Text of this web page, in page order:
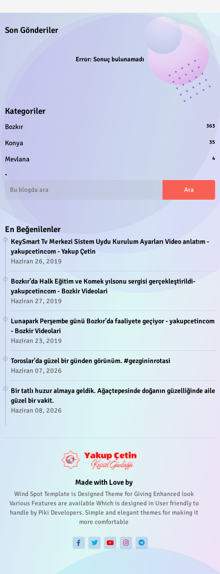
Son Gönderiler
Error: Sonuç bulunamadı
Kategoriler
Bozkır 363
Konya 35
Mevlana 4
.
En Beğenilenler
KeySmart Tv Merkezi Sistem Uydu Kurulum Ayarları Video anlatım -
yakupcetincom - Yakup Çetin
Haziran 26, 2019
Bozkır’da Halk Eğitim ve Komek yılsonu sergisi gerçekleştirildi-
yakupcetincom - Bozkir Videolari
Haziran 27, 2019
Lunapark Perşembe günü Bozkır'da faaliyete geçiyor - yakupcetincom
- Bozkir Videolari
Haziran 23, 2019
Toroslar'da güzel bir günden görünüm. #gezgininrotasi
Haziran 07, 2026
Bir tatlı huzur almaya geldik. Ağaçtepesinde doğanın güzelliğinde aile
güzel bir vakit.
Haziran 08, 2026
Made with Love by
Wind Spot Template is Designed Theme for Giving Enhanced look
Various Features are available Which is designed in User friendly to
handle by Piki Developers. Simple and elegant themes for making it
more comfortable